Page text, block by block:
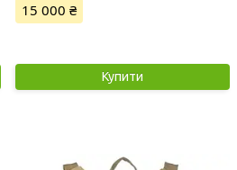
15 000 ₴
Купити